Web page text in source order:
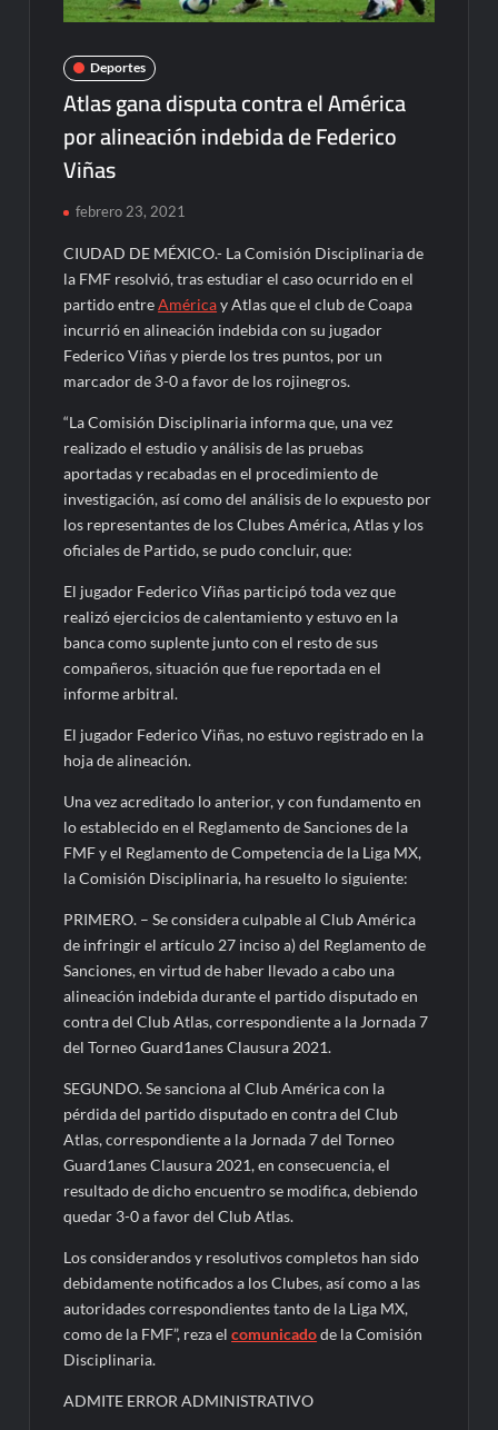
Deportes
Atlas gana disputa contra el América
por alineación indebida de Federico
Viñas
febrero 23, 2021
CIUDAD DE MÉXICO.- La Comisión Disciplinaria de
la FMF resolvió, tras estudiar el caso ocurrido en el
partido entreAméricay Atlas que el club de Coapa
incurrió en alineación indebida con su jugador
Federico Viñas y pierde los tres puntos, por un
marcador de 3-0 a favor de los rojinegros.
“La Comisión Disciplinaria informa que, una vez
realizado el estudio y análisis de las pruebas
aportadas y recabadas en el procedimiento de
investigación, así como del análisis de lo expuesto por
los representantes de los Clubes América, Atlas y los
oficiales de Partido, se pudo concluir, que:
El jugador Federico Viñas participó toda vez que
realizó ejercicios de calentamiento y estuvo en la
banca como suplente junto con el resto de sus
compañeros, situación que fue reportada en el
informe arbitral.
El jugador Federico Viñas, no estuvo registrado en la
hoja de alineación.
Una vez acreditado lo anterior, y con fundamento en
lo establecido en el Reglamento de Sanciones de la
FMF y el Reglamento de Competencia de la Liga MX,
la Comisión Disciplinaria, ha resuelto lo siguiente:
PRIMERO. – Se considera culpable al Club América
de infringir el artículo 27 inciso a) del Reglamento de
Sanciones, en virtud de haber llevado a cabo una
alineación indebida durante el partido disputado en
contra del Club Atlas, correspondiente a la Jornada 7
del Torneo Guard1anes Clausura 2021.
SEGUNDO. Se sanciona al Club América con la
pérdida del partido disputado en contra del Club
Atlas, correspondiente a la Jornada 7 del Torneo
Guard1anes Clausura 2021, en consecuencia, el
resultado de dicho encuentro se modifica, debiendo
quedar 3-0 a favor del Club Atlas.
Los considerandos y resolutivos completos han sido
debidamente notificados a los Clubes, así como a las
autoridades correspondientes tanto de la Liga MX,
como de la FMF”, reza elcomunicadode la Comisión
Disciplinaria.
ADMITE ERROR ADMINISTRATIVO